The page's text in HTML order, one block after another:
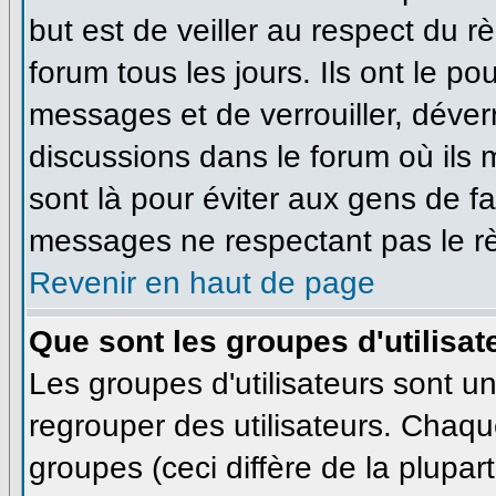
but est de veiller au respect du
forum tous les jours. Ils ont le
messages et de verrouiller,
discussions dans le forum où ils
sont là pour éviter aux gens de
messages ne respectant pas le
Revenir en haut de page
Que sont les groupes
Les groupes d'utilisateurs sont
regrouper des utilisateurs.
groupes (ceci diffère de la